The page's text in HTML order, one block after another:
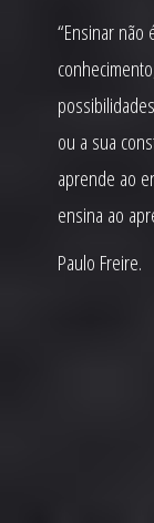
“Ensinar não
ou a sua
aprende ao
ensina ao
Paulo Freire.